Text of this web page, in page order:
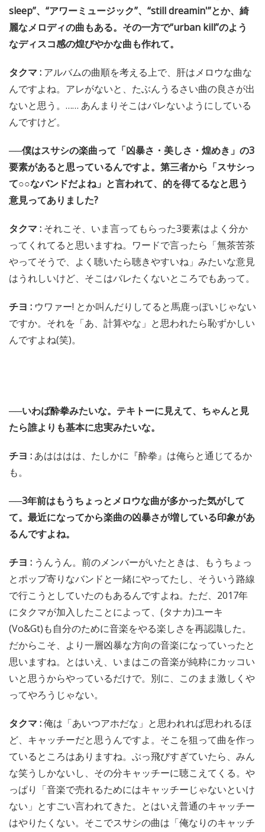
sleep”、“アワーミュージック”、“still dreamin'”とか、綺
麗なメロディの曲もある。その一方で“urban kill”のよう
なディスコ感の煌びやかな曲も作れて。
タクマ : アルバムの曲順を考える上で、肝はメロウな曲な
んですよね。アレがないと、たぶんうるさい曲の良さが出
ないと思う。…… あんまりそこはバレないようにしている
んですけど。
──僕はスサシの楽曲って「凶暴さ・美しさ・煌めき」の3
要素があると思っているんですよ。第三者から「スサシっ
て○○なバンドだよね」と言われて、的を得てるなと思う
意見ってありました?
タクマ : それこそ、いま言ってもらった3要素はよく分か
ってくれてると思いますね。ワードで言ったら「無茶苦茶
やってそうで、よく聴いたら聴きやすいね」みたいな意見
はうれしいけど、そこはバレたくないところでもあって。
チヨ : ウワァー! とか叫んだりしてると馬鹿っぽいじゃない
ですか。それを「あ、計算やな」と思われたら恥ずかしい
んですよね(笑)。
──いわば酔拳みたいな。テキトーに見えて、ちゃんと見
たら誰よりも基本に忠実みたいな。
チヨ : あはははは、たしかに『酔拳』は俺らと通じてるか
も。
──3年前はもうちょっとメロウな曲が多かった気がして
て。最近になってから楽曲の凶暴さが増している印象があ
るんですよね。
チヨ : うんうん。前のメンバーがいたときは、もうちょっ
とポップ寄りなバンドと一緒にやってたし、そういう路線
で行こうとしていたのもあるんですよね。ただ、2017年
にタクマが加入したことによって、(タナカ)ユーキ
(Vo&Gt)も自分のために音楽をやる楽しさを再認識した。
だからこそ、より一層凶暴な方向の音楽になっていったと
思いますね。とはいえ、いまはこの音楽が純粋にカッコい
いと思うからやっているだけで。別に、このまま激しくや
ってやろうじゃない。
タクマ :俺は「あいつアホだな」と思われれば思われるほ
ど、キャッチーだと思うんですよ。そこを狙って曲を作っ
ているところはありますね。ぶっ飛びすぎていたら、みん
な笑うしかないし、その分キャッチーに聴こえてくる。や
っぱり「音楽で売れるためにはキャッチーじゃないといけ
ない」とすごい言われてきた。とはいえ普通のキャッチー
はやりたくない。そこでスサシの曲は「俺なりのキャッチ